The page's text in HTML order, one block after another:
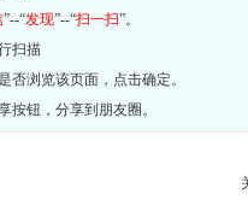
”--“发现”--“扫一扫”。
扫描
否浏览该页面，点击确定。
按钮，分享到朋友圈。